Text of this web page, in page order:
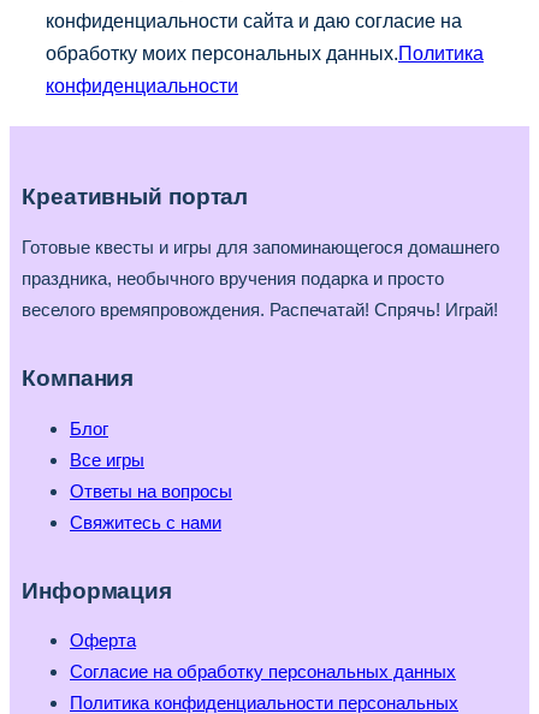
конфиденциальности сайта и даю согласие на
обработку моих персональных данных. Политика
конфиденциальности
Креативный портал
Готовые квесты и игры для запоминающегося домашнего
праздника, необычного вручения подарка и просто
веселого времяпровождения. Распечатай! Спрячь! Играй!
Компания
Блог
Все игры
Ответы на вопросы
Свяжитесь с нами
Информация
Оферта
Согласие на обработку персональных данных
Политика конфиденциальности персональных